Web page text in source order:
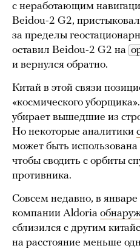
с неработающим
Beidou-2 G2,
за пределы
оставил Beidou-2 G2 на
и вернулся обратно.
Китай в этой связи
«космического
убирает вышедшие из
Но некоторые аналитики
может быть
чтобы сводить с орбиты
противника.
Совсем недавно, в
компании Aldoria
сблизился с другим
на расстояние меньше